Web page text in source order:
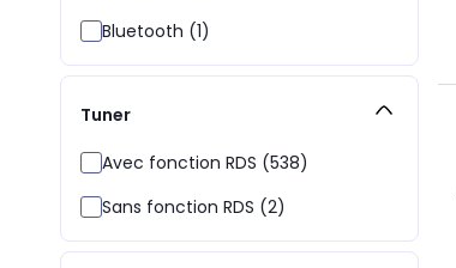
Bluetooth (1)
Tuner
Avec fonction RDS (538)
Sans fonction RDS (2)